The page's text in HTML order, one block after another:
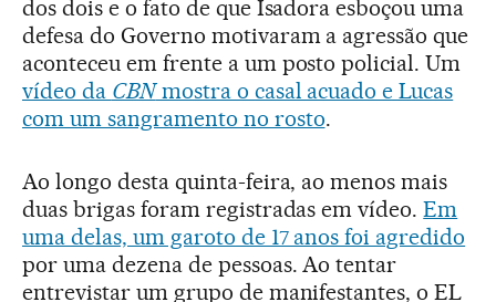
dos dois e o fato de que Isadora esboçou uma
defesa do Governo motivaram a agressão que
aconteceu em frente a um posto policial. Um
vídeo da CBNmostra o casal acuado e Lucas
com um sangramento no rosto.
Ao longo desta quinta-feira, ao menos mais
duas brigas foram registradas em vídeo.Em
uma delas, um garoto de 17 anos foi agredido
por uma dezena de pessoas. Ao tentar
entrevistar um grupo de manifestantes, o EL